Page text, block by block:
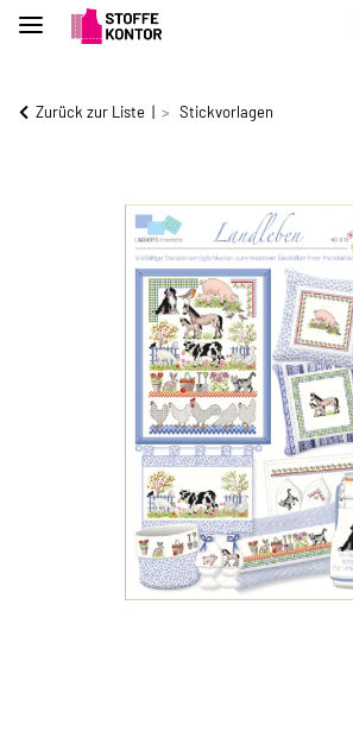
Zurück zur Liste Stickvorlagen